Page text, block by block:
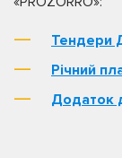
Тендери
Річний
Додаток